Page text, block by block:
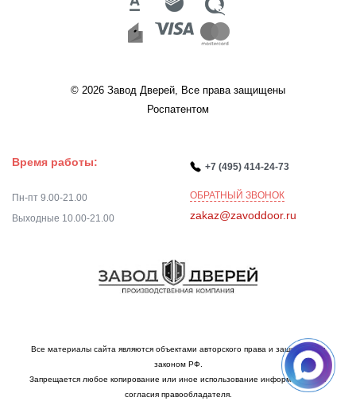
© 2026 Завод Дверей, Все права защищены
Роспатентом
Время работы:
Пн-пт 9.00-21.00
Выходные 10.00-21.00
+7 (495) 414-24-73
ОБРАТНЫЙ ЗВОНОК
zakaz@zavoddoor.ru
Все материалы сайта являются объектами авторского права и защищаются
законом РФ.
Запрещается любое копирование или иное использование информации без
согласия правообладателя.